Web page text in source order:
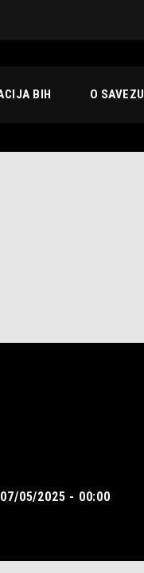
BIH O SAVEZU
07/05/2025 - 00:00